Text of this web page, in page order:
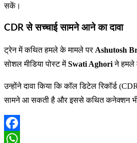
सकें।
CDR से सच्चाई सामने आने का दावा
ट्रेन में कथित हमले के मामले पर Ashutosh
सोशल मीडिया पोस्ट मेंSwati Aghoriने हमले
उन्होंने दावा किया कि कॉल डिटेल रिकॉर्ड
सामने आ सकती है और इससे कथित कनेक्शन भी
Facebook